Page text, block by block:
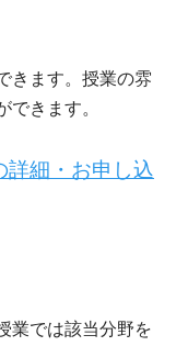
きます。授業の雰
できます。
細・お申し込
業では該当分野を